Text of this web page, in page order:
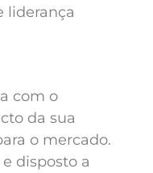
liderança
com o
da sua
o mercado.
disposto a